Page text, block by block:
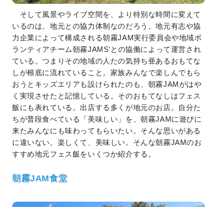
そして風景やライブ空間を、より特別な時間に変えて
いるのは、地元との協力体制なのだろう。地元有志や協
力企業によって構成される朝霧JAM実行委員会や地域ボ
ランティアチーム朝霧JAMS’との協働によって運営され
ている。つまりその地域の人たの気持ち亜あるおもてな
しが根底に流れていること。家族みんなで楽しんでもら
おうとキッズエリアも設けられたのも、朝霧JAMがはや
く実現させたと記憶している。そのおもてなしはフェス
飯にも表れている。出店する多くが地元のお店。自分た
ちが普段食べている「美味しい」を、朝霧JAMに遊びに
来たみんなにも味わってもらいたい。そんな思いがある
に違いない。楽しくて、美味しい。そんな朝霧JAMのお
すすめ地元フェス飯をいくつか紹介する。
朝霧JAM食堂